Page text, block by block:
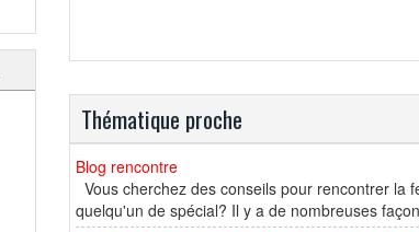
Thématique proche
Blog rencontre
Vous cherchez des conseils pour rencontrer la
quelqu'un de spécial? Il y a de nombreuses